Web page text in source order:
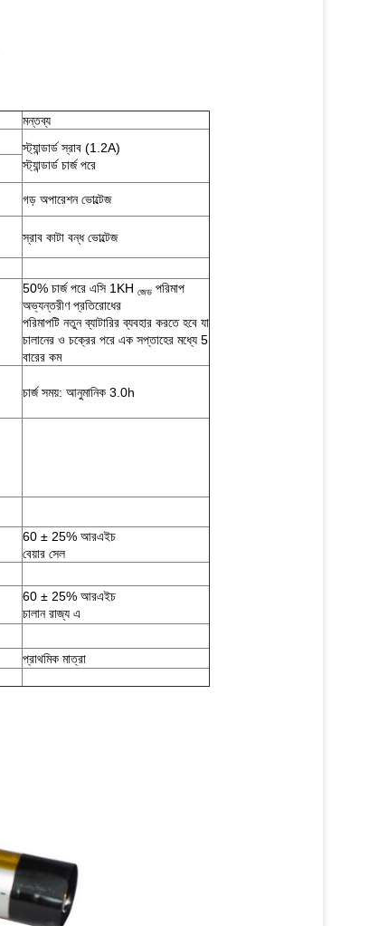
মন্তব্য
স্ট্যান্ডার্ড স্রাব (1.2A)
স্ট্যান্ডার্ড চার্জ পরে
গড় অপারেশন ভোল্টেজ
স্রাব কাটা বন্ধ ভোল্টেজ
50% চার্জ পরে এসি 1KH জেড পরিমাপ
অভ্যন্তরীণ প্রতিরোধের
পরিমাপটি নতুন ব্যাটারির ব্যবহার করতে হবে যা
চালানের ও চক্রের পরে এক সপ্তাহের মধ্যে 5
বারের কম
চার্জ সময়: আনুমানিক 3.0h
60 ± 25% আরএইচ
বেয়ার সেল
60 ± 25% আরএইচ
চালান রাজ্য এ
প্রাথমিক মাত্রা